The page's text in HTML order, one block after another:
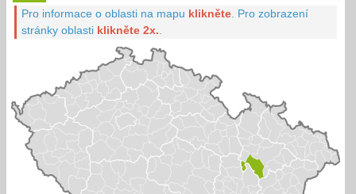
Pro informace o oblasti na mapu klikněte Pro zobrazení
stránky oblasti klikněte 2x.